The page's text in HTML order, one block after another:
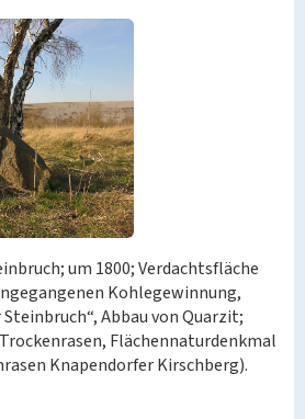
um 1800; Verdachtsfläche
Kohlegewinnung,
Abbau von Quarzit;
Flächennaturdenkmal
Knapendorfer Kirschberg).